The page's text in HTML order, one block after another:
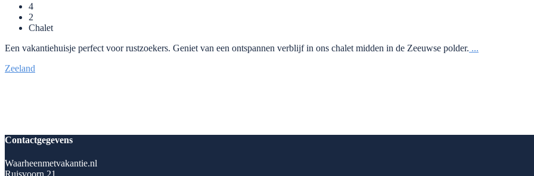
4
2
Chalet
Een vakantiehuisje perfect voor rustzoekers. Geniet van een ontspannen verblijf in ons chalet midden in de Zeeuwse polder. ...
Zeeland
Contactgegevens
Waarheenmetvakantie.nl